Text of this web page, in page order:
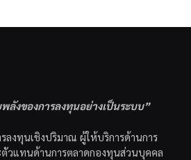
ลังของการลงทุนอย่างเป็นระบบ”
ลงทุนเชิงปริมาณ ผู้ให้บริการด้านการ
วแทนด้านการตลาดกองทุนส่วนบุคคล